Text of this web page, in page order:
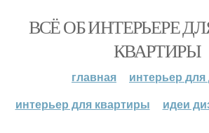
ВСЁ ОБ ИНТЕРЬЕРЕ
КВАРТИРЫ
главная
интерьер
интерьер для квартиры
идеи